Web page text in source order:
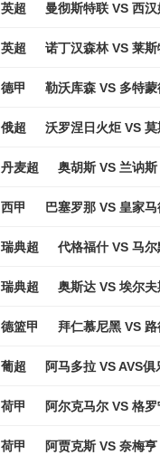
英超 曼彻斯特联 VS 西
英超 诺丁汉森林 VS 莱斯
德甲 勒沃库森 VS 多特蒙
俄超 沃罗涅日火炬 VS
丹麦超 奥胡斯 VS 兰讷斯
西甲 巴塞罗那 VS 皇家马
瑞典超 代格福什 VS 马尔
瑞典超 奥斯达 VS 埃尔夫
德篮甲 拜仁慕尼黑 VS
葡超 阿马多拉 VS AVS俱
荷甲 阿尔克马尔 VS 格
荷甲 阿贾克斯 VS 奈梅亨